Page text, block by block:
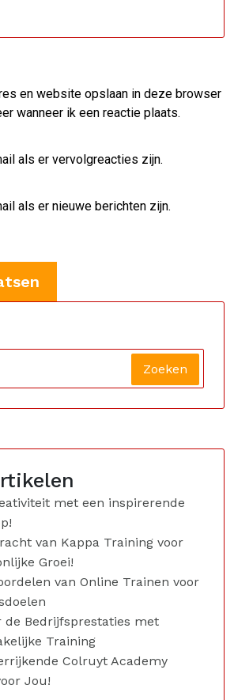
en website opslaan in deze browser
wanneer ik een reactie plaats.
als er vervolgreacties zijn.
als er nieuwe berichten zijn.
Zoeken
met een inspirerende
van Kappa Training voor
Groei!
van Online Trainen voor
de Bedrijfsprestaties met
Training
Colruyt Academy
Jou!